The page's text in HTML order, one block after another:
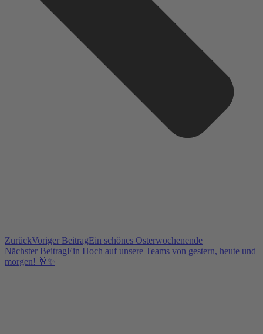
ZurückVoriger BeitragEin schönes Osterwochenende
Nächster BeitragEin Hoch auf unsere Teams von gestern, heute und
morgen! 🥂✨